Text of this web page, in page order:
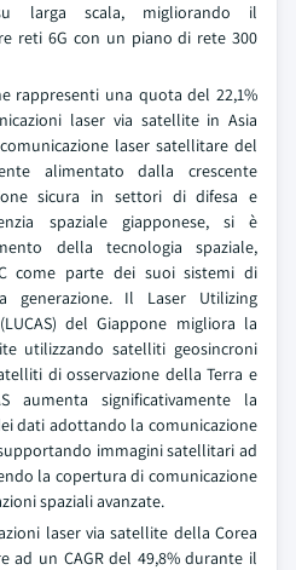
larga scala, migliorando il
reti 6G con un piano di rete 300
rappresenti una quota del 22,1%
laser via satellite in Asia
laser satellitare del
alimentato dalla crescente
sicura in settori di difesa e
spaziale giapponese, si è
della tecnologia spaziale,
come parte dei suoi sistemi di
generazione. Il Laser Utilizing
del Giappone migliora la
utilizzando satelliti geosincroni
di osservazione della Terra e
aumenta significativamente la
dati adottando la comunicazione
immagini satellitari ad
la copertura di comunicazione
spaziali avanzate.
laser via satellite della Corea
ad un CAGR del 49,8% durante il